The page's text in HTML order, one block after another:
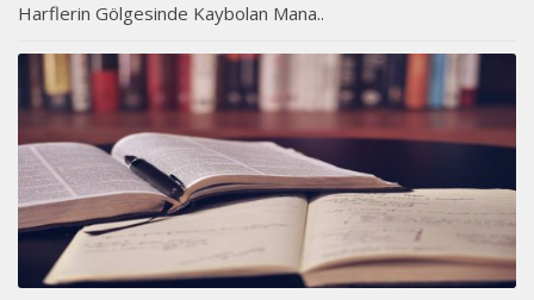
Harflerin Gölgesinde Kaybolan Mana..